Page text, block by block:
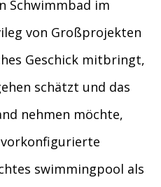
Schwimmbad im
von Großprojekten
Geschick mitbringt,
schätzt und das
nehmen möchte,
swimmingpool als